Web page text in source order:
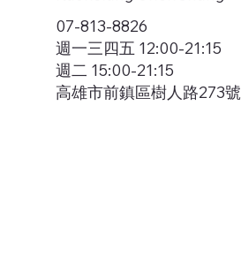
07-813-8826
週一三四五 12:00-21:15
週二 15:00-21:15
高雄市前鎮區樹人路273號